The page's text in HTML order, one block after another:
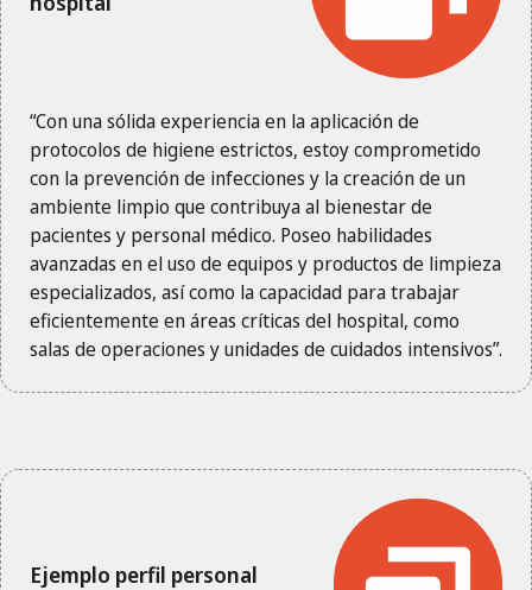
“Con una sólida experiencia en la aplicación de
protocolos de higiene estrictos, estoy comprometido
con la prevención de infecciones y la creación de un
ambiente limpio que contribuya al bienestar de
pacientes y personal médico. Poseo habilidades
avanzadas en el uso de equipos y productos de limpieza
especializados, así como la capacidad para trabajar
eficientemente en áreas críticas del hospital, como
salas de operaciones y unidades de cuidados intensivos”.
Ejemplo perfil personal